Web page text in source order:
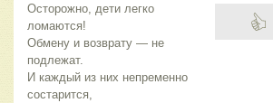
Осторожно, дети легко
ломаются!
Обмену и возврату — не
подлежат.
И каждый из них непременно
состарится,